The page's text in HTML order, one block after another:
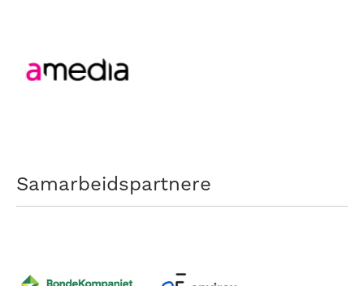
Samarbeidspartnere